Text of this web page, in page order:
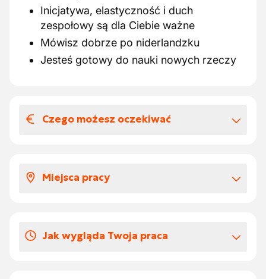
Inicjatywa, elastyczność i duch
zespołowy są dla Ciebie ważne
Mówisz dobrze po niderlandzku
Jesteś gotowy do nauki nowych rzeczy
Czego możesz oczekiwać
Atrakcyjna stawka € 16,8221/godz.
Dodatek mobilnościowy
Miejsca pracy
Oudenaarde (BE), Waalwijk (NL) i Hallennes
Jak wygląda Twoja praca